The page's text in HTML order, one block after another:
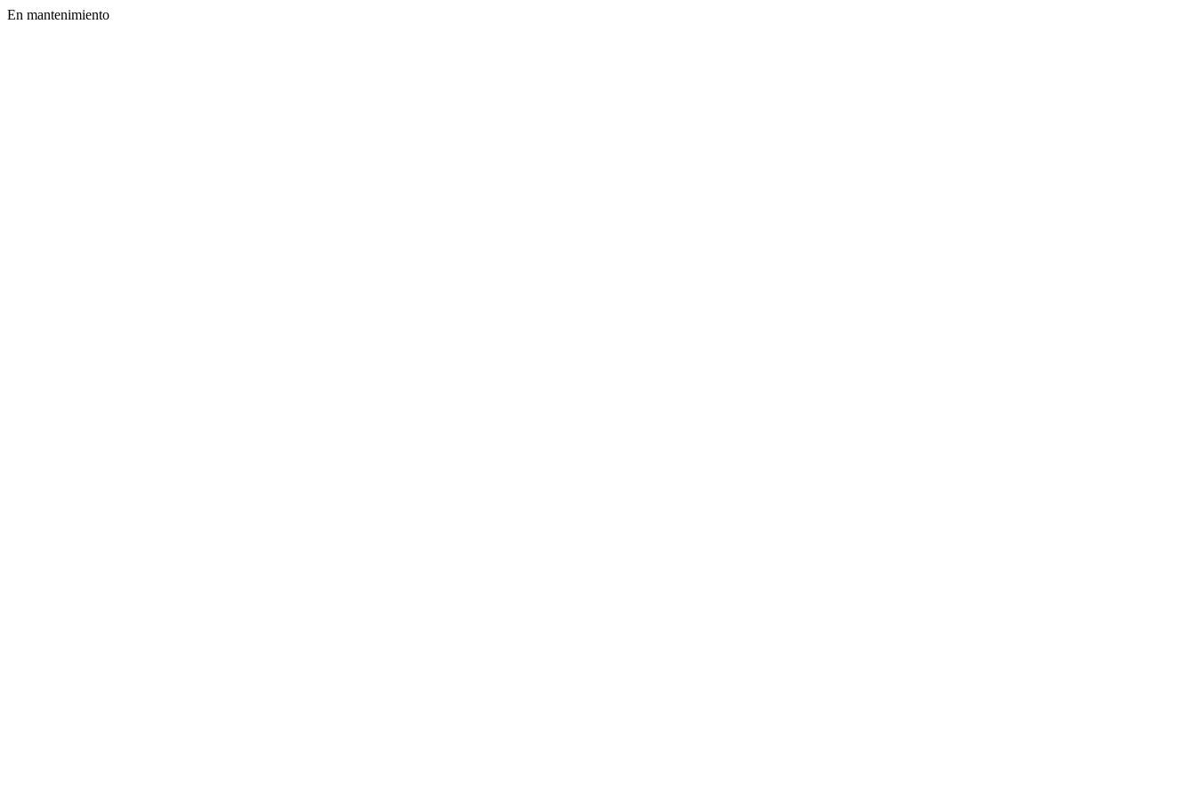
En mantenimiento